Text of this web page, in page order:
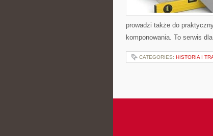
prowadzi także do
komponowania. To serwis
CATEGORIES: HISTORIA I